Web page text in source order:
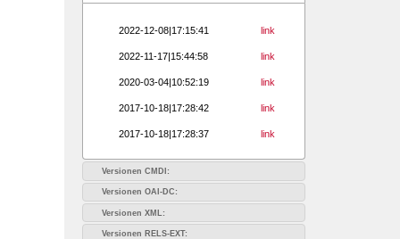
2022-12-08|17:15:41 link
2022-11-17|15:44:58 link
2020-03-04|10:52:19 link
2017-10-18|17:28:42 link
2017-10-18|17:28:37 link
Versionen CMDI:
Versionen OAI-DC:
Versionen XML:
Versionen RELS-EXT: